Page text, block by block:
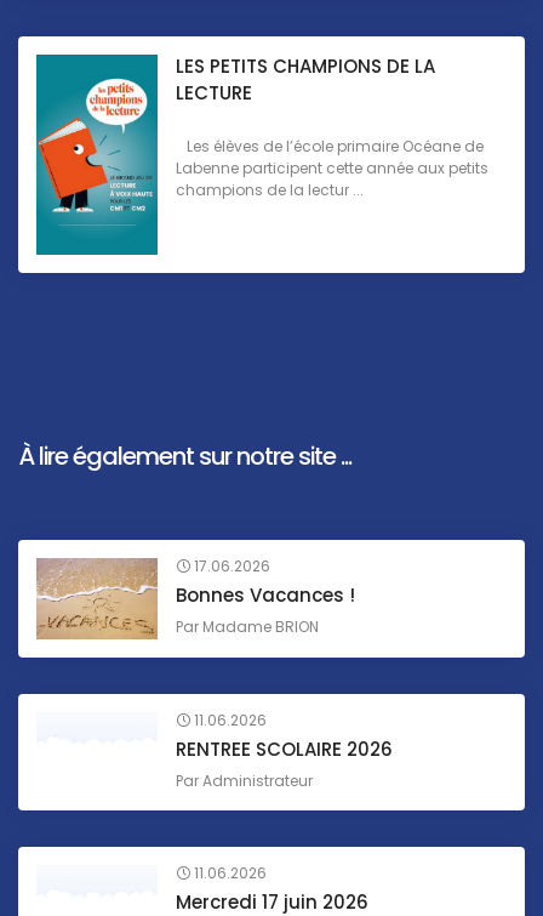
LES PETITS CHAMPIONS DE LA
LECTURE
Les élèves de l’école primaire Océane de
Labenne participent cette année aux petits
champions de la lectur ...
À lire également sur notre site ...
17.06.2026
Bonnes Vacances !
Par Madame BRION
11.06.2026
RENTREE SCOLAIRE 2026
ParAdministrateur
11.06.2026
Mercredi 17 juin 2026